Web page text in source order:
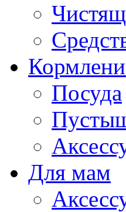
Посуда
Для мам